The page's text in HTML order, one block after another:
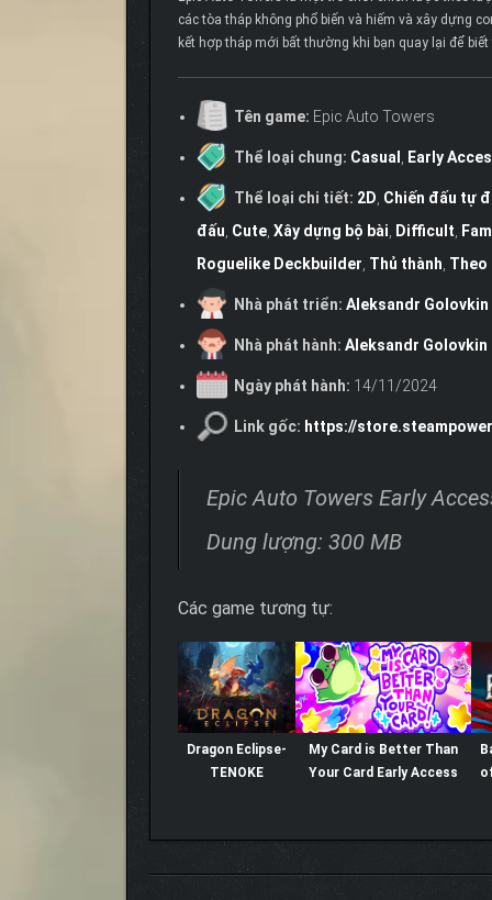
các tòa tháp không phổ biến và hiếm và xây dựng
kết hợp tháp mới bất thường khi bạn quay lại để biết
Tên game: Epic Auto Towers
Thể loại chung: Casual , Early
Thể loại chi tiết: 2D, Chiến đấu tự
đấu, Cute, Xây dựng bộ bài, Difficult,
Roguelike Deckbuilder, Thủ thành,
Nhà phát triển: Aleksandr Golovkin
Nhà phát hành: Aleksandr Golovkin
Ngày phát hành: 14/11/2024
Link gốc: https://
Epic Auto Towers Early
Dung lượng: 300 MB
Các game tương tự:
Dragon Eclipse-
TENOKE
My Card is Better Than
Your Card Early Access